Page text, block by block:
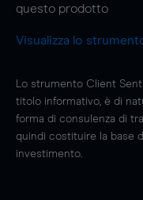
questo prodotto
Visualizza lo
Lo strumento Client
titolo informativo, è di
forma di consulenza di
quindi costituire la base
investimento.